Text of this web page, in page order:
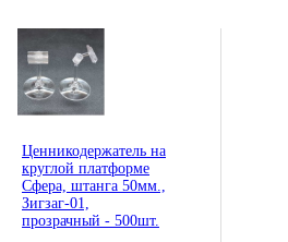
Ценникодержатель на
круглой платформе
Сфера, штанга 50мм.,
Зигзаг-01,
прозрачный - 500шт.